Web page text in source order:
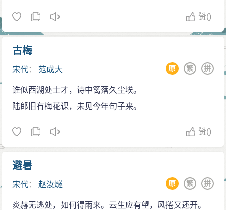
赞()
古梅
宋代： 范成大 拼
繁
原
谁似西湖处士才，诗中篱落久尘埃。
陆郎旧有梅花课，未见今年句子来。
赞()
避暑
宋代：赵汝燧 拼
繁
原
炎赫无逃处，如何得雨来。云生应有望，风捲又还开。